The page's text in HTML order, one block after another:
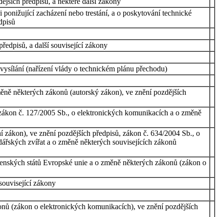
zacházení nebo trestání, a o poskytování technické
a další související zákony
(nařízení vlády o technickém plánu přechodu)
některých zákonů (autorský zákon), ve znění pozdějších
č. 127/2005 Sb., o elektronických komunikacích a o změně
ve znění pozdějších předpisů, zákon č. 634/2004 Sb., o
zvířat a o změně některých souvisejících zákonů
států Evropské unie a o změně některých zákonů (zákon o
zákony
(zákon o elektronických komunikacích), ve znění pozdějších